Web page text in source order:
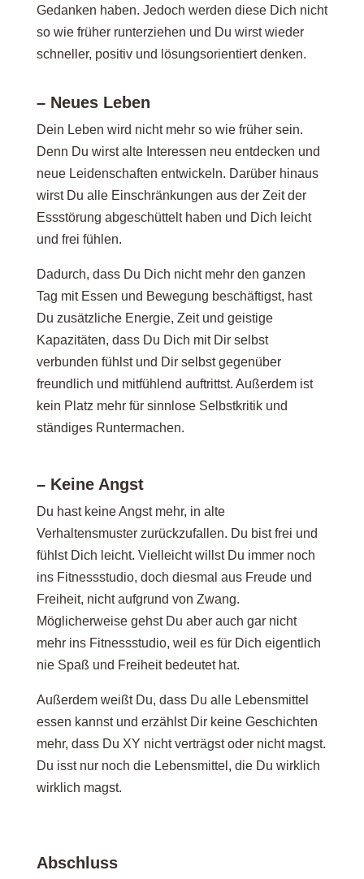
Gedanken haben. Jedoch werden diese Dich nicht
so wie früher runterziehen und Du wirst wieder
schneller, positiv und lösungsorientiert denken.
– Neues Leben
Dein Leben wird nicht mehr so wie früher sein.
Denn Du wirst alte Interessen neu entdecken und
neue Leidenschaften entwickeln. Darüber hinaus
wirst Du alle Einschränkungen aus der Zeit der
Essstörung abgeschüttelt haben und Dich leicht
und frei fühlen.
Dadurch, dass Du Dich nicht mehr den ganzen
Tag mit Essen und Bewegung beschäftigst, hast
Du zusätzliche Energie, Zeit und geistige
Kapazitäten, dass Du Dich mit Dir selbst
verbunden fühlst und Dir selbst gegenüber
freundlich und mitfühlend auftrittst. Außerdem ist
kein Platz mehr für sinnlose Selbstkritik und
ständiges Runtermachen.
– Keine Angst
Du hast keine Angst mehr, in alte
Verhaltensmuster zurückzufallen. Du bist frei und
fühlst Dich leicht. Vielleicht willst Du immer noch
ins Fitnessstudio, doch diesmal aus Freude und
Freiheit, nicht aufgrund von Zwang.
Möglicherweise gehst Du aber auch gar nicht
mehr ins Fitnessstudio, weil es für Dich eigentlich
nie Spaß und Freiheit bedeutet hat.
Außerdem weißt Du, dass Du alle Lebensmittel
essen kannst und erzählst Dir keine Geschichten
mehr, dass Du XY nicht verträgst oder nicht magst.
Du isst nur noch die Lebensmittel, die Du wirklich
wirklich magst.
Abschluss